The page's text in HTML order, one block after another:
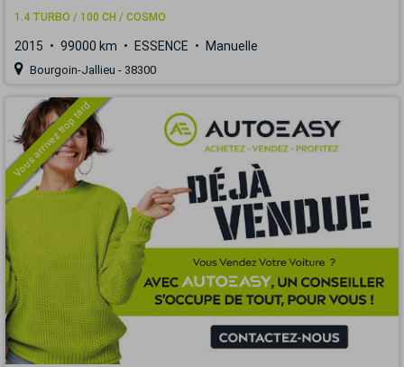
1.4 TURBO / 100 CH / COSMO
2015 99000 km ESSENCE Manuelle
Bourgoin-Jallieu - 38300
Vous arrivez trop tard